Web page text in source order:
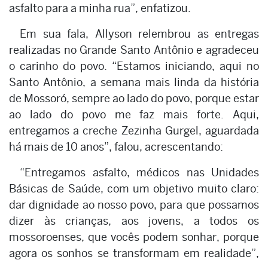
asfalto para a minha rua”, enfatizou.
Em sua fala, Allyson relembrou as entregas
realizadas no Grande Santo Antônio e agradeceu
o carinho do povo. “Estamos iniciando, aqui no
Santo Antônio, a semana mais linda da história
de Mossoró, sempre ao lado do povo, porque estar
ao lado do povo me faz mais forte. Aqui,
entregamos a creche Zezinha Gurgel, aguardada
há mais de 10 anos”, falou, acrescentando:
“Entregamos asfalto, médicos nas Unidades
Básicas de Saúde, com um objetivo muito claro:
dar dignidade ao nosso povo, para que possamos
dizer às crianças, aos jovens, a todos os
mossoroenses, que vocês podem sonhar, porque
agora os sonhos se transformam em realidade”,